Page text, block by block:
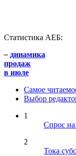
Статистика АЕБ:
– динамика
продаж
в июле
Самое
Выбор
1
Спрос
2
Тока